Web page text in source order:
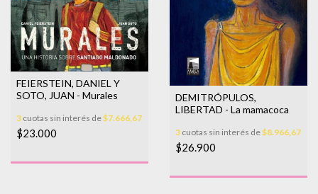
FEIERSTEIN, DANIEL Y
SOTO, JUAN - Murales
3 cuotas sin interés de$7.666,67
$23.000
DEMITRÓPULOS,
LIBERTAD - La mamacoca
3 cuotas sin interés de$8.966,67
$26.900